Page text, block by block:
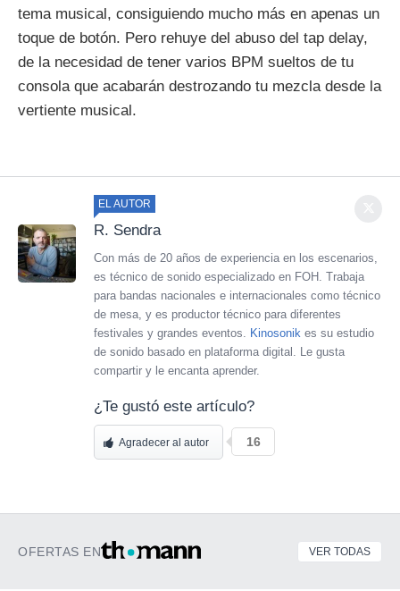
tema musical, consiguiendo mucho más en apenas un
toque de botón. Pero rehuye del abuso del tap delay,
de la necesidad de tener varios BPM sueltos de tu
consola que acabarán destrozando tu mezcla desde la
vertiente musical.
EL AUTOR
R. Sendra
Con más de 20 años de experiencia en los escenarios,
es técnico de sonido especializado en FOH. Trabaja
para bandas nacionales e internacionales como técnico
de mesa, y es productor técnico para diferentes
festivales y grandes eventos. Kinosonik es su estudio
de sonido basado en plataforma digital. Le gusta
compartir y le encanta aprender.
¿Te gustó este artículo?
Agradecer al autor 16
OFERTAS EN VER TODAS